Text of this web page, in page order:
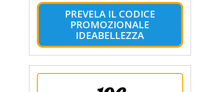
PREVELA IL CODICE
PROMOZIONALE
IDEABELLEZZA